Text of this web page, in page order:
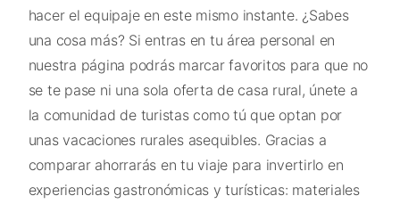
hacer el equipaje en este mismo instante. ¿Sabes
una cosa más? Si entras en tu área personal en
nuestra página podrás marcar favoritos para que no
se te pase ni una sola oferta de casa rural, únete a
la comunidad de turistas como tú que optan por
unas vacaciones rurales asequibles. Gracias a
comparar ahorrarás en tu viaje para invertirlo en
experiencias gastronómicas y turísticas: materiales